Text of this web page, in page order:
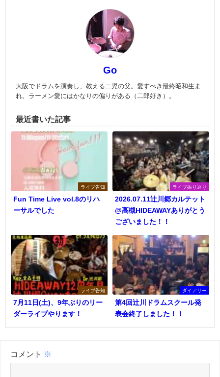
Go
大阪でドラムを演奏し、教える二児の父。愛すべき最終昭和生ま
れ。ラーメン愛にはかなりの偏りがある（二郎好き）。
最近書いた記事
ライブ告知
Fun Time Live vol.8のリハ
ーサルでした
ライブ振り返り
2026.07.11辻川郷カルテット
@高槻HIDEAWAYありがとう
ございました！！
ライブ告知
7月11日(土)、9年ぶりのリー
ダーライブやります！
ダイアリー
第4回辻川ドラムスクール発
表会終了しました！！
コメント ※